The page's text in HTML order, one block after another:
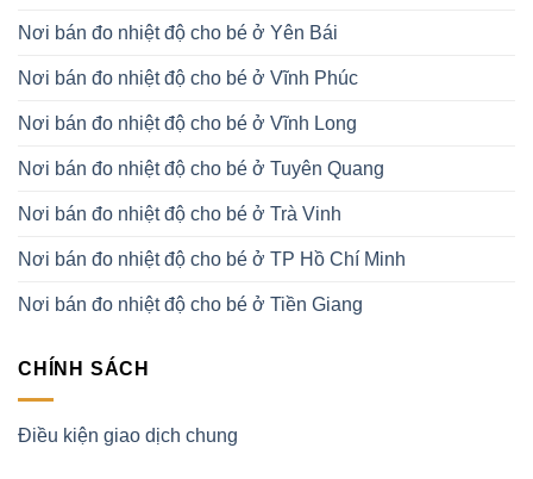
Nơi bán đo nhiệt độ cho bé ở Yên Bái
Nơi bán đo nhiệt độ cho bé ở Vĩnh Phúc
Nơi bán đo nhiệt độ cho bé ở Vĩnh Long
Nơi bán đo nhiệt độ cho bé ở Tuyên Quang
Nơi bán đo nhiệt độ cho bé ở Trà Vinh
Nơi bán đo nhiệt độ cho bé ở TP Hồ Chí Minh
Nơi bán đo nhiệt độ cho bé ở Tiền Giang
CHÍNH SÁCH
Điều kiện giao dịch chung